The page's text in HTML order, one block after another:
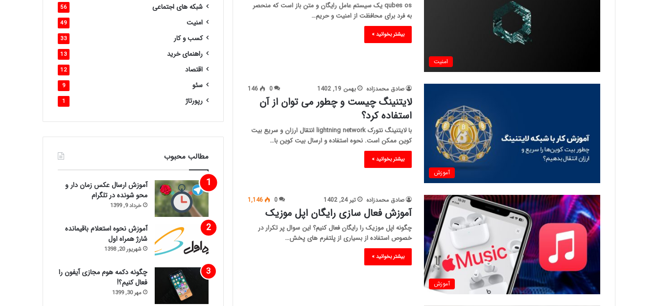
امنیت
qubes os یک سیستم عامل رایگان و متن باز است که منحصر
به فرد برای محافظت از امنیت و حریم…
بیشتر بخوانید »
آموزش
صادق محمدزاده بهمن 19, 1402 0
146
لایتنینگ چیست و چطور می توان از آن
استفاده کرد؟
با لایتنینگ نتورک lightning network انتقال ارزان و سریع بیت
کوین ممکن است. نحوه استفاده و ارسال بیت کوین با…
بیشتر بخوانید »
آموزش
صادق محمدزاده تیر 24, 1402 0
1,146
آموزش فعال سازی رایگان اپل موزیک
چگونه اپل موزیک را رایگان فعال کنیم؟ این سوال پر تکرار در
خصوص استفاده از بسیاری از پلتفرم های پخش…
بیشتر بخوانید »
شبکه های اجتماعی 56
امنیت 49
کسب و کار 33
راهنمای خرید 13
اقتصاد 12
سئو 9
رپورتاژ 1
مطالب محبوب
آموزش ارسال عکس زمان دار و
محو شونده در تلگرام
خرداد 9, 1399
آموزش نحوه استعلام باقیمانده
شارژ همراه اول
شهریور 20, 1398
چگونه دکمه هوم مجازی آیفون را
فعال کنیم؟!
مهر 30, 1399